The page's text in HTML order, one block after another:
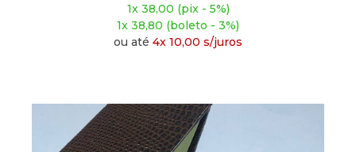
1x 38,00 (pix - 5%)
1x 38,80 (boleto - 3%)
ou até 4x 10,00 s/juros